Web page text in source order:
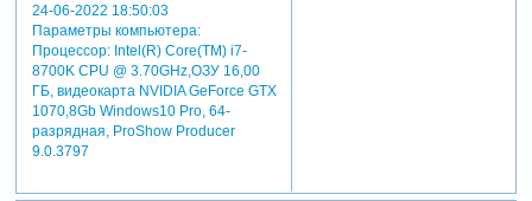
24-06-2022 18:50:03
Параметры компьютера:
Процессор: Intel(R) Core(TM) i7-
8700K CPU @ 3.70GHz,ОЗУ 16,00
ГБ, видеокарта NVIDIA GeForce GTX
1070,8Gb Windows10 Pro, 64-
разрядная, ProShow Producer
9.0.3797